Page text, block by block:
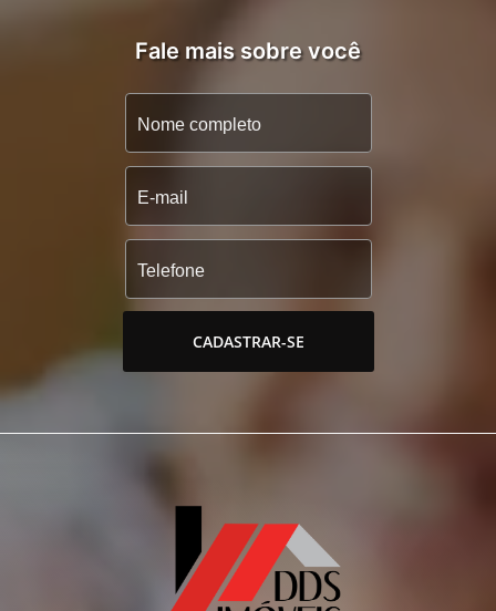
Fale mais sobre você
CADASTRAR-SE